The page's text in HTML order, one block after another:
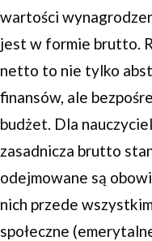
wartości
jest w formie brutto.
netto to nie tylko
finansów, ale
budżet. Dla
zasadnicza brutto
odejmowane są
nich przede
społeczne